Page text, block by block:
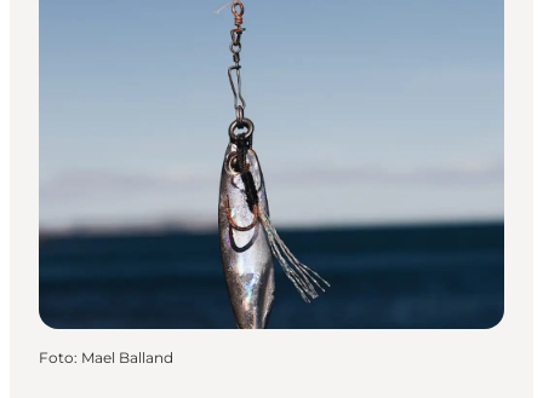
Foto: Mael Balland